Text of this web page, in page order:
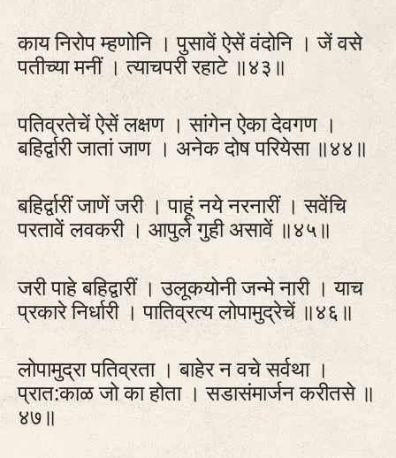
काय निरोप म्हणोनि । पुसावें ऐसें वंदोनि । जें वसे
पतीच्या मनीं । त्याचपरी रहाटे ॥४३॥
पतिव्रतेचें ऐसें लक्षण । सांगेन ऐका देवगण ।
बहिर्द्वारी जातां जाण । अनेक दोष परियेसा ॥४४॥
बहिर्द्वारीं जाणें जरी । पाहूं नये नरनारीं । सवेंचि
परतावें लवकरी । आपुले गुही असावें ॥४५॥
जरी पाहे बहिद्वारीं । उलूकयोनी जन्मे नारी । याच
प्रकारे निर्धारी । पातिव्रत्य लोपामुद्रेचें ॥४६॥
लोपामुद्रा पतिव्रता । बाहेर न वचे सर्वथा ।
प्रात:काळ जो का होता । सडासंमार्जन करीतसे ॥
४७॥